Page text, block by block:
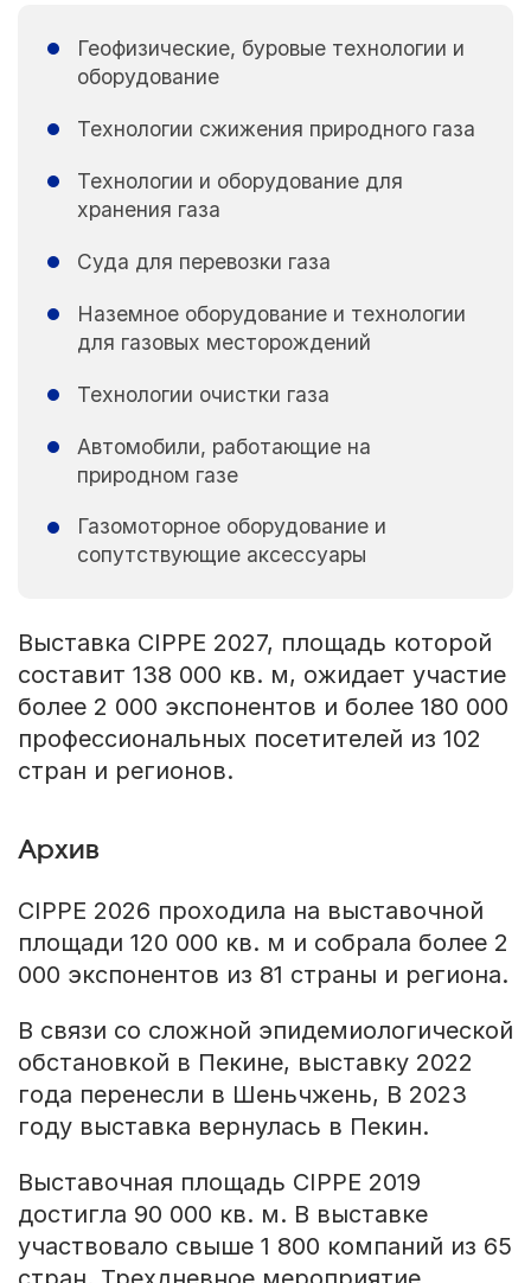
Геофизические, буровые технологии и
оборудование
Технологии сжижения природного газа
Технологии и оборудование для
хранения газа
Суда для перевозки газа
Наземное оборудование и технологии
для газовых месторождений
Технологии очистки газа
Автомобили, работающие на
природном газе
Газомоторное оборудование и
сопутствующие аксессуары
Выставка CIPPE 2027, площадь которой
составит 138 000 кв. м, ожидает участие
более 2 000 экспонентов и более 180 000
профессиональных посетителей из 102
стран и регионов.
Архив
CIPPE 2026 проходила на выставочной
площади 120 000 кв. м и собрала более 2
000 экспонентов из 81 страны и региона.
В связи со сложной эпидемиологической
обстановкой в Пекине, выставку 2022
года перенесли в Шеньчжень, В 2023
году выставка вернулась в Пекин.
Выставочная площадь CIPPE 2019
достигла 90 000 кв. м. В выставке
участвовало свыше 1 800 компаний из 65